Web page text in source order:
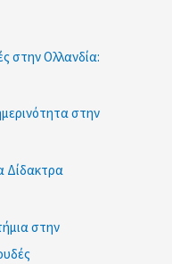
στην Ολλανδία:
στην
Δίδακτρα
στην